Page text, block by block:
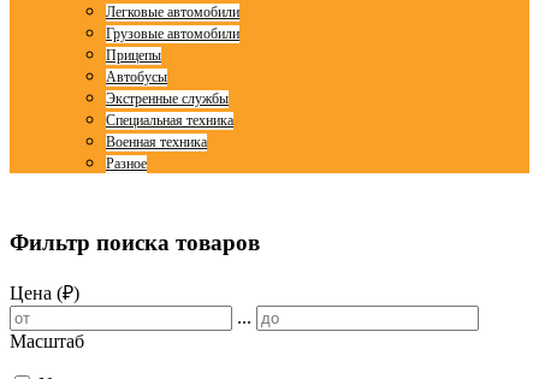
Легковые автомобили
Грузовые автомобили
Прицепы
Автобусы
Экстренные службы
Специальная техника
Военная техника
Разное
Фильтр поиска товаров
Цена (₽)
...
Масштаб